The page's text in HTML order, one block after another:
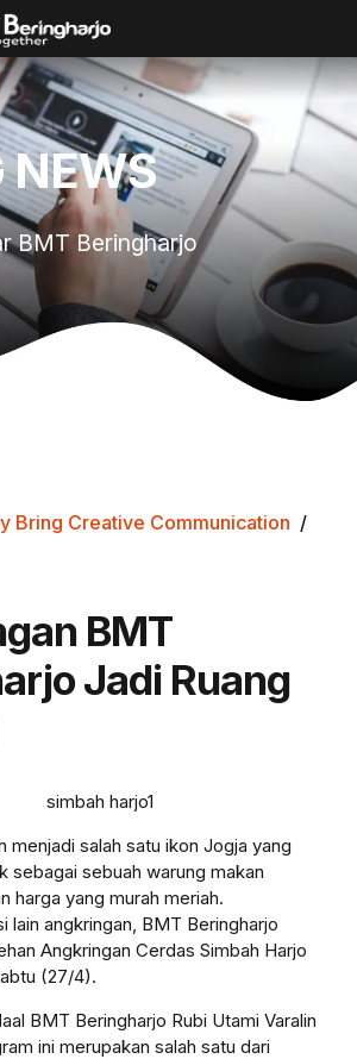
NEWS
BMT Beringharjo
Bring Creative Communication
BMT
Jadi Ruang
menjadi salah satu ikon Jogja yang
sebagai sebuah warung makan
harga yang murah meriah.
lain angkringan, BMT Beringharjo
Angkringan Cerdas Simbah Harjo
(27/4).
BMT Beringharjo Rubi Utami Varalin
ini merupakan salah satu dari